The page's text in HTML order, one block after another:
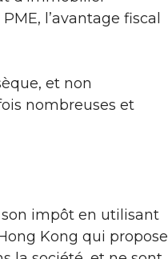
l’avantage fiscal
et non
nombreuses et
son impôt en utilisant
Kong qui propose